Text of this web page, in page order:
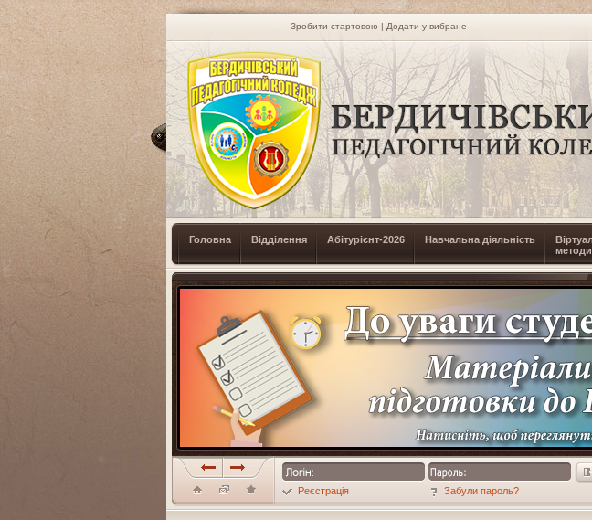
Зробити стартовою | Додати у вибране
Головна Відділення Абітурієнт-2026 Навчальна діяльність
Реєстрація Забули пароль?